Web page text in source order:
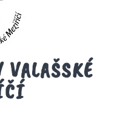
VALAŠSKÉ